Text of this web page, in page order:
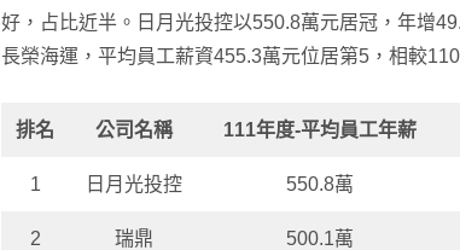
好，占比近半。日月光投控以550.8萬元居冠，年增
長榮海運，平均員工薪資455.3萬元位居第5，相較
排名 公司名稱 111年度-平均員工年薪
1 日月光投控 550.8萬
2 瑞鼎 500.1萬